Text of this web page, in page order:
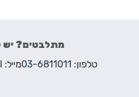
מתלבטים?
טלפון: 03-6811011מייל: